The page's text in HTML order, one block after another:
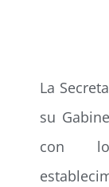
La
su
con